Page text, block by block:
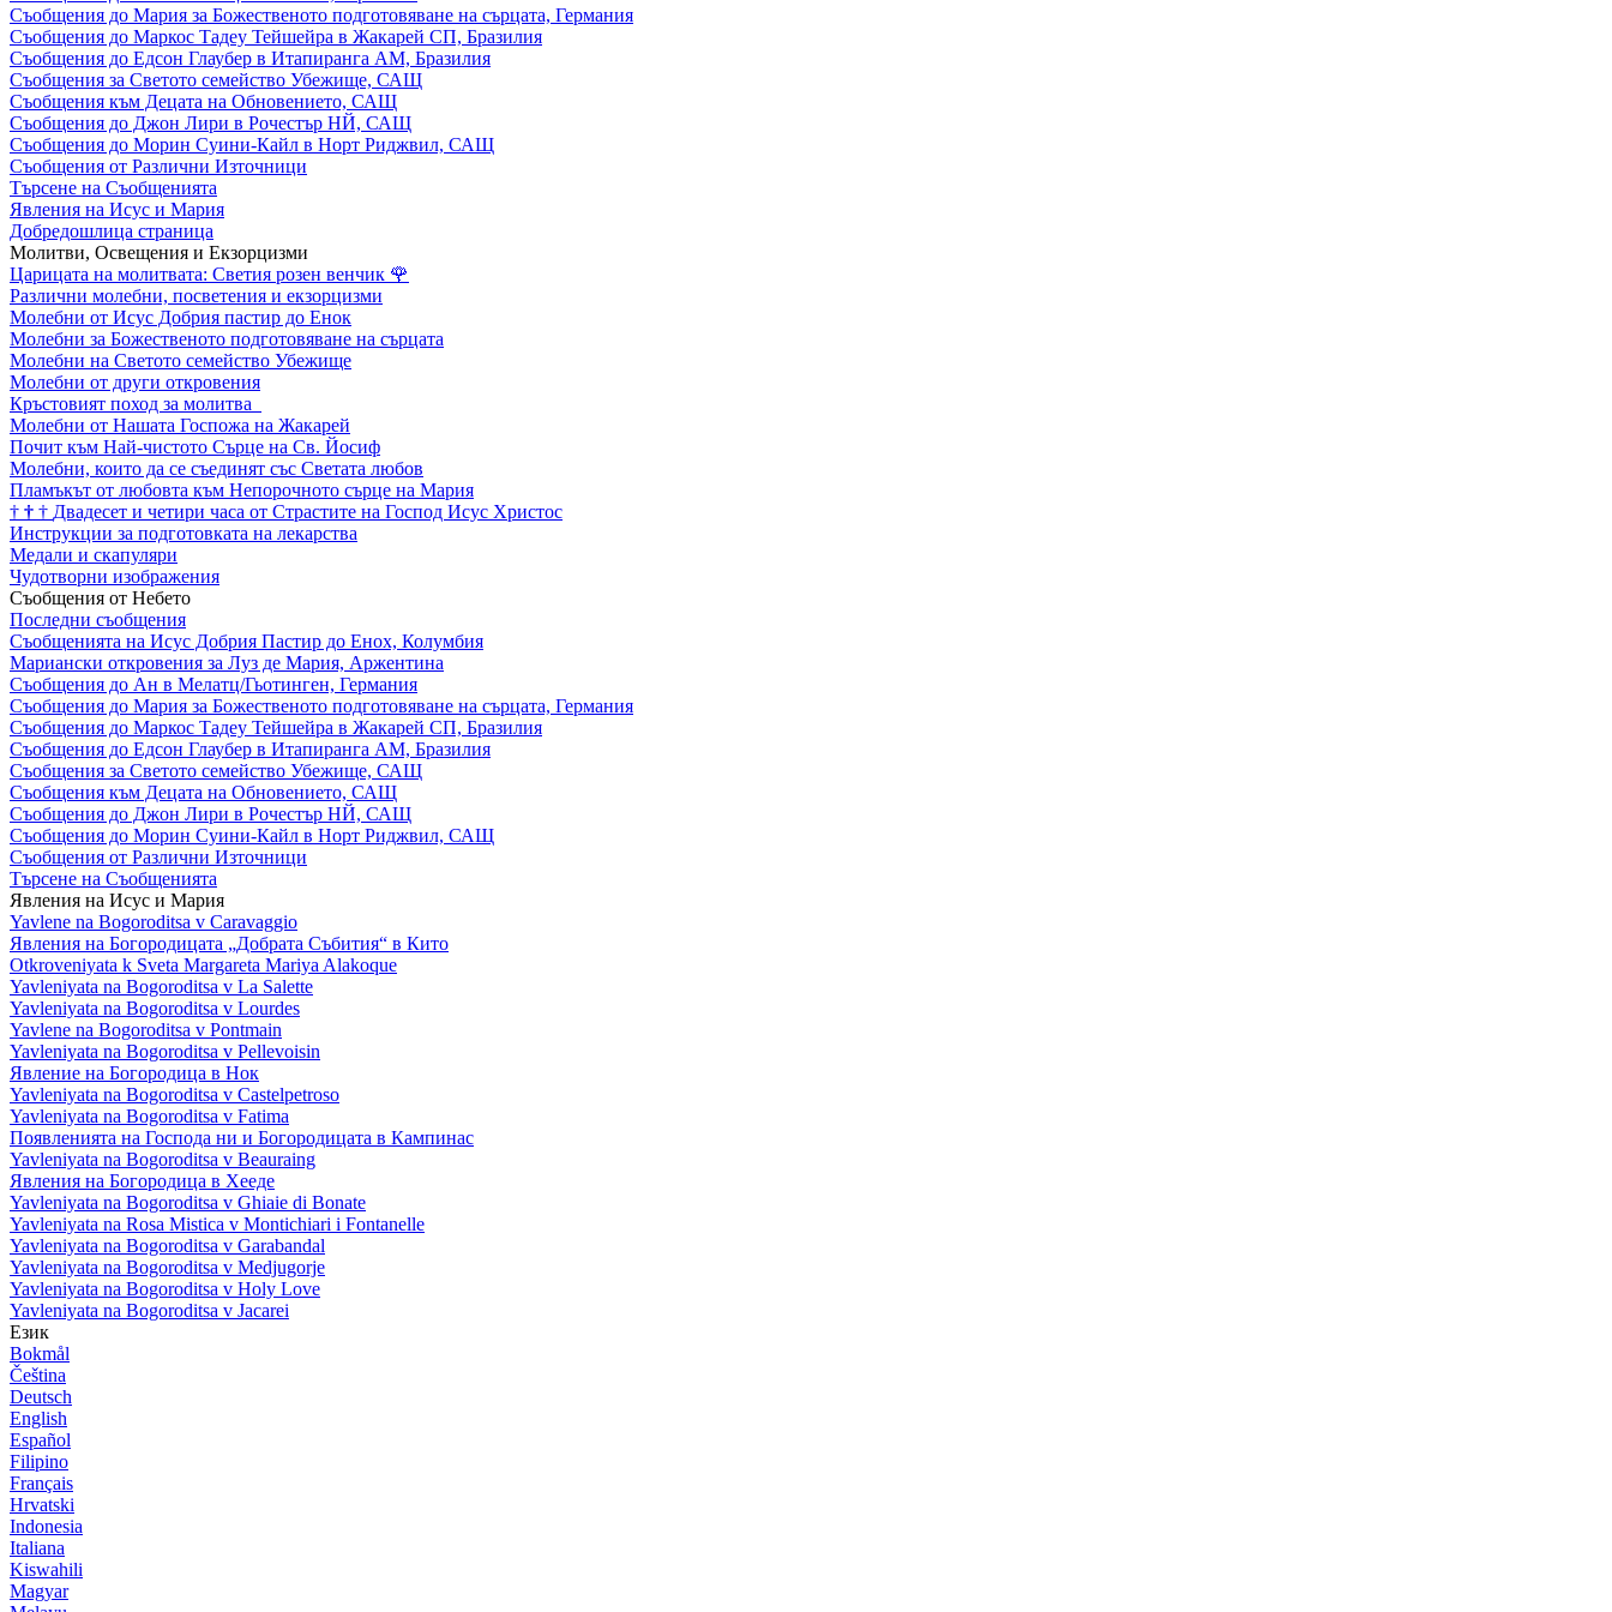
Съобщения до Мария за Божественото подготовяване на сърцата, Германия
Съобщения до Маркос Тадеу Тейшейра в Жакарей СП, Бразилия
Съобщения до Едсон Глаубер в Итапиранга АМ, Бразилия
Съобщения за Светото семейство Убежище, САЩ
Съобщения към Децата на Обновението, САЩ
Съобщения до Джон Лири в Рочестър НЙ, САЩ
Съобщения до Морин Суини-Кайл в Норт Риджвил, САЩ
Съобщения от Различни Източници
Търсене на Съобщенията
Явления на Исус и Мария
Добредошлица страница
Молитви, Освещения и Екзорцизми
Царицата на молитвата: Светия розен венчик 🌹
Различни молебни, посветения и екзорцизми
Молебни от Исус Добрия пастир до Енок
Молебни за Божественото подготовяване на сърцата
Молебни на Светото семейство Убежище
Молебни от други откровения
Кръстовият поход за молитва
Молебни от Нашата Госпожа на Жакарей
Почит към Най-чистото Сърце на Св. Йосиф
Молебни, които да се съединят със Светата любов
Пламъкът от любовта към Непорочното сърце на Мария
† † † Двадесет и четири часа от Страстите на Господ Исус Христос
Инструкции за подготовката на лекарства
Медали и скапуляри
Чудотворни изображения
Съобщения от Небето
Последни съобщения
Съобщенията на Исус Добрия Пастир до Енох, Колумбия
Мариански откровения за Луз де Мария, Аржентина
Съобщения до Ан в Мелатц/Гьотинген, Германия
Съобщения до Мария за Божественото подготовяване на сърцата, Германия
Съобщения до Маркос Тадеу Тейшейра в Жакарей СП, Бразилия
Съобщения до Едсон Глаубер в Итапиранга АМ, Бразилия
Съобщения за Светото семейство Убежище, САЩ
Съобщения към Децата на Обновението, САЩ
Съобщения до Джон Лири в Рочестър НЙ, САЩ
Съобщения до Морин Суини-Кайл в Норт Риджвил, САЩ
Съобщения от Различни Източници
Търсене на Съобщенията
Явления на Исус и Мария
Yavlene na Bogoroditsa v Caravaggio
Явления на Богородицата „Добрата Събития“ в Кито
Otkroveniyata k Sveta Margareta Mariya Alakoque
Yavleniyata na Bogoroditsa v La Salette
Yavleniyata na Bogoroditsa v Lourdes
Yavlene na Bogoroditsa v Pontmain
Yavleniyata na Bogoroditsa v Pellevoisin
Явление на Богородица в Нок
Yavleniyata na Bogoroditsa v Castelpetroso
Yavleniyata na Bogoroditsa v Fatima
Появленията на Господа ни и Богородицата в Кампинас
Yavleniyata na Bogoroditsa v Beauraing
Явления на Богородица в Хееде
Yavleniyata na Bogoroditsa v Ghiaie di Bonate
Yavleniyata na Rosa Mistica v Montichiari i Fontanelle
Yavleniyata na Bogoroditsa v Garabandal
Yavleniyata na Bogoroditsa v Medjugorje
Yavleniyata na Bogoroditsa v Holy Love
Yavleniyata na Bogoroditsa v Jacarei
Език
Bokmål
Čeština
Deutsch
English
Español
Filipino
Français
Hrvatski
Indonesia
Italiana
Kiswahili
Magyar